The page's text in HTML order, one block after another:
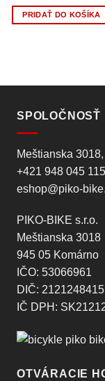
PRIDAŤ DO KOŠÍKA
Meštianska
+421 948 045 115
eshop@piko-
PIKO-BIKE s.r.o.
Meštianska 3018
945 05 Komárno
IČO: 53066961
DIČ: 2121248415
IČ DPH:
OTVÁRACIE